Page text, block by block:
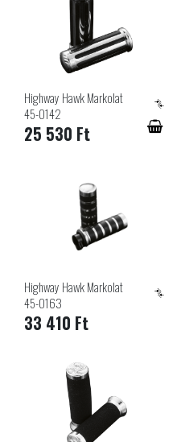
Highway Hawk Markolat
45-0142
25 530 Ft
Highway Hawk Markolat
45-0163
33 410 Ft